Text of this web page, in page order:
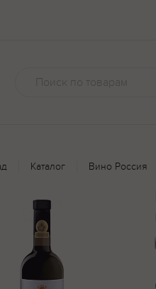
Каталог Вино Россия